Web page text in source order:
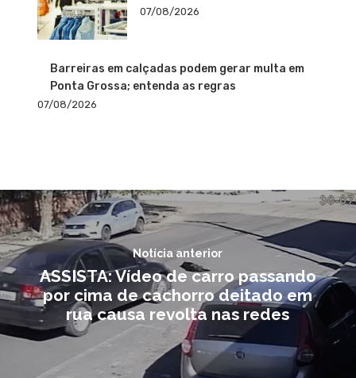
07/08/2026
Barreiras em calçadas podem gerar multa em
Ponta Grossa; entenda as regras
07/08/2026
Notícia anterior
ASSISTA: Vídeo de carro passando
por cima de cachorro deitado em
rua causa revolta nas redes